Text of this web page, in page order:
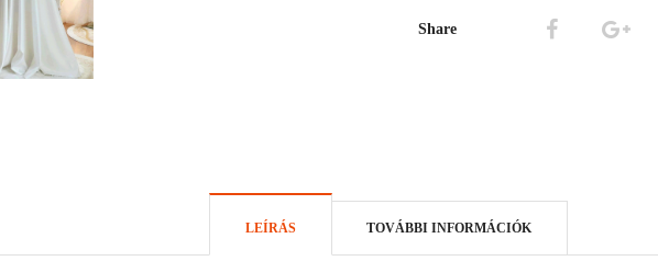
Share
LEÍRÁS TOVÁBBI INFORMÁCIÓK